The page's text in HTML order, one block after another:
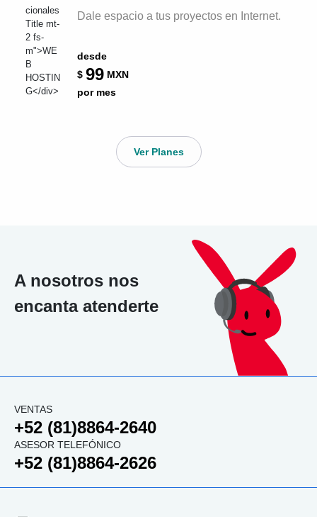
Dale espacio a tus proyectos en Internet.
desde
$ 99 MXN
por mes
Ver Planes
A nosotros nos
encanta atenderte
VENTAS
+52 (81)8864-2640
ASESOR TELEFÓNICO
+52 (81)8864-2626